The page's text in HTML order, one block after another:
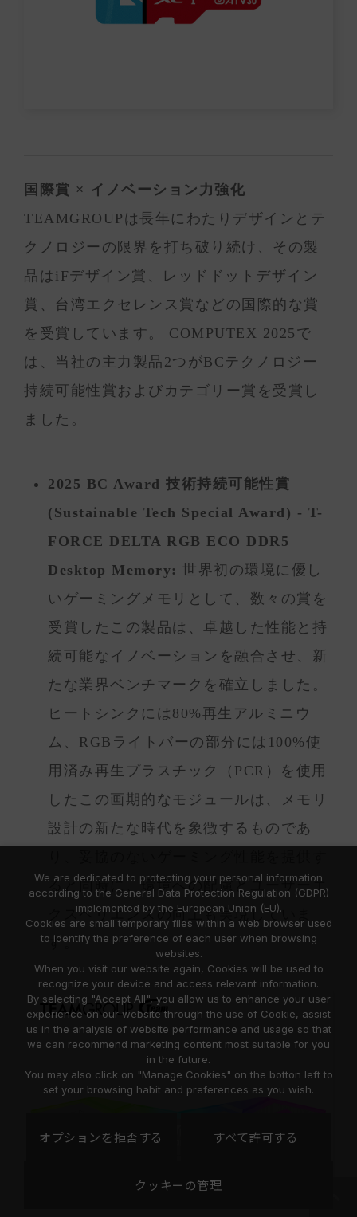
国際賞 × イノベーション力強化
TEAMGROUPは長年にわたりデザインとテ
クノロジーの限界を打ち破り続け、その製
品はiFデザイン賞、レッドドットデザイン
賞、台湾エクセレンス賞などの国際的な賞
を受賞しています。 COMPUTEX 2025で
は、当社の主力製品2つがBCテクノロジー
持続可能性賞およびカテゴリー賞を受賞し
ました。
2025 BC Award 技術持続可能性賞
(Sustainable Tech Special Award) - T-
FORCE DELTA RGB ECO DDR5
Desktop Memory: 世界初の環境に優し
いゲーミングメモリとして、数々の賞を
受賞したこの製品は、卓越した性能と持
続可能なイノベーションを融合させ、新
たな業界ベンチマークを確立しました。
ヒートシンクには80%再生アルミニウ
ム、RGBライトバーの部分には100%使
用済み再生プラスチック（PCR）を使用
したこの画期的なモジュールは、メモリ
設計の新たな時代を象徴するものであ
ると同時に、環境への配慮とユーザーエ
クスペリエンスの向上も実現していま
す。
We are dedicated to protecting your personal information
according to the General Data Protection Regulation (GDPR)
implemented by the European Union (EU).
Cookies are small temporary files within a web browser used
to identify the preference of each user when browsing
websites.
When you visit our website again, Cookies will be used to
recognize your device and access relevant information.
By selecting "Accept All", you allow us to enhance your user
experience on our website through the use of Cookie, assist
us in the analysis of website performance and usage so that
we can recommend marketing content most suitable for you
in the future.
You may also click on "Manage Cookies" on the botton left to
set your browsing habit and preferences as you wish.
オプションを拒否する すべて許可する
クッキーの管理